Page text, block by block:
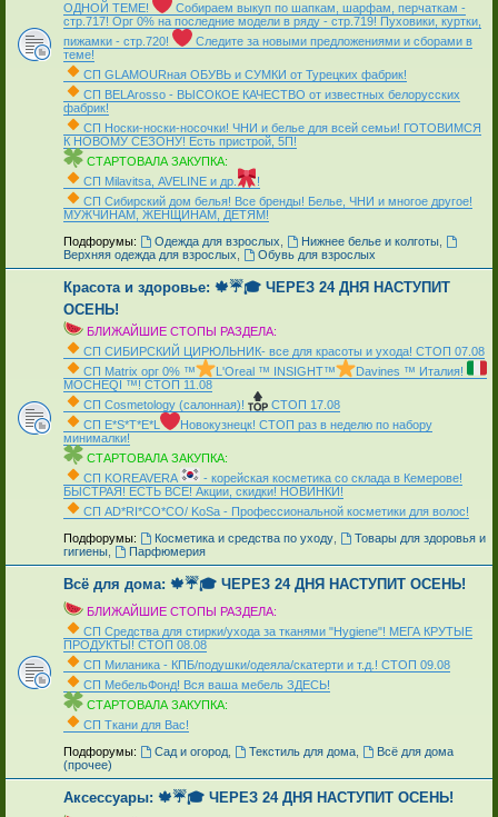
ОДНОЙ ТЕМЕ!
Собираем выкуп по шапкам, шарфам, перчаткам -
стр.717! Орг 0% на последние модели в ряду - стр.719! Пуховики, куртки,
пижамки - стр.720!
Следите за новыми предложениями и сборами в
теме!
СП GLAMOURная ОБУВЬ и СУМКИ от Турецких фабрик!
СП ВЕLАrosso - ВЫСОКОЕ КАЧЕСТВО от известных белорусских
фабрик!
СП Носки-носки-носочки! ЧНИ и белье для всей семьи! ГОТОВИМСЯ
К НОВОМУ СЕЗОНУ! Есть пристрой, 5П!
СТАРТОВАЛА ЗАКУПКА:
СП Мilavitsа, AVELINE и др.
!
СП Сибирский дом белья! Все бренды! Белье, ЧНИ и многое другое!
МУЖЧИНАМ, ЖЕНЩИНАМ, ДЕТЯМ!
Подфорумы: Одежда для взрослых Нижнее белье и колготы,
Верхняя одежда для взрослых
Обувь для взрослых
Красота и здоровье: 🍁☔🎓 ЧЕРЕЗ 24 ДНЯ НАСТУПИТ
ОСЕНЬ!
БЛИЖАЙШИЕ СТОПЫ РАЗДЕЛА:
СП СИБИРСКИЙ ЦИРЮЛЬНИК- все для красоты и ухода! СТОП 07.08
СП Matrix орг 0% ™
L'Oreal ™ INSIGHT™
Davines ™ Италия!
MOCHEQI ™! СТОП 11.08
СП Cosmetology (салонная)!
СТОП 17.08
СП Е*S*T*Е*L
Новокузнецк! СТОП раз в неделю по набору
минималки!
СТАРТОВАЛА ЗАКУПКА:
СП KOREAVERA
- корейская косметика со склада в Кемерове!
БЫСТРАЯ! ЕСТЬ ВСЁ! Акции, скидки! НОВИНКИ!
СП AD*RI*CO*CO/ KoSa - Профессиональной косметики для волос!
Подфорумы: Косметика и средства по уходу,
Товары для здоровья и
гигиены
Парфюмерия
Всё для дома: 🍁☔🎓 ЧЕРЕЗ 24 ДНЯ НАСТУПИТ ОСЕНЬ!
БЛИЖАЙШИЕ СТОПЫ РАЗДЕЛА:
СП Средства для стирки/ухода за тканями "Hygiene"! МЕГА КРУТЫЕ
ПРОДУКТЫ! СТОП 08.08
СП Миланика - КПБ/подушки/одеяла/скатерти и т.д.! СТОП 09.08
СП МебельФонд! Вся ваша мебель ЗДЕСЬ!
СТАРТОВАЛА ЗАКУПКА:
СП Ткани для Вас!
Подфорумы: Сад и огород, Текстиль для дома,
Всё для дома
(прочее)
Аксессуары: 🍁☔🎓 ЧЕРЕЗ 24 ДНЯ НАСТУПИТ ОСЕНЬ!